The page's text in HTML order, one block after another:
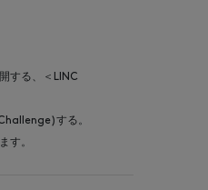
する、＜LINC
する。
す。